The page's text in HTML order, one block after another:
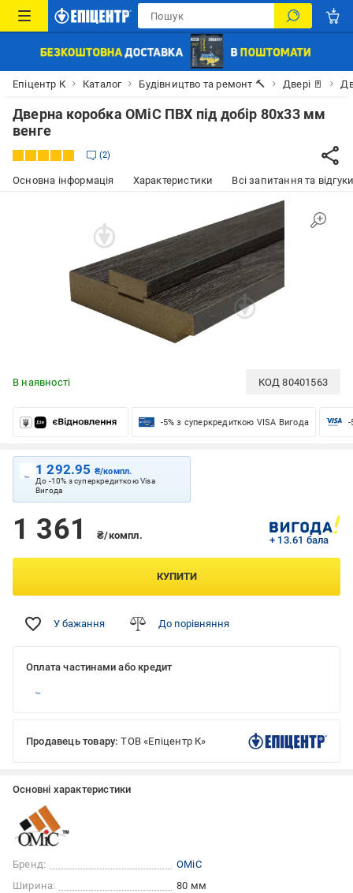
Епіцентр К Каталог Будівництво та ремонт 🔨 Двері 🚪
Дверна коробка ОМіС ПВХ під добір 80х33 мм
венге
2
Основна інформація Характеристики Всі запитання та
В наявності КОД80401563
-5% з суперкредиткою VISA Вигода -
1 292.95 ₴/компл.
До -10% з суперкредиткою Visa
Вигода
1 361 ₴/компл. + 13.61 бала
КУПИТИ
У бажання До порівняння
Оплата частинами або кредит
Продавець товару: ТОВ «Епіцентр К»
Основні характеристики
Бренд:
ОМіС
Ширина:
80 мм